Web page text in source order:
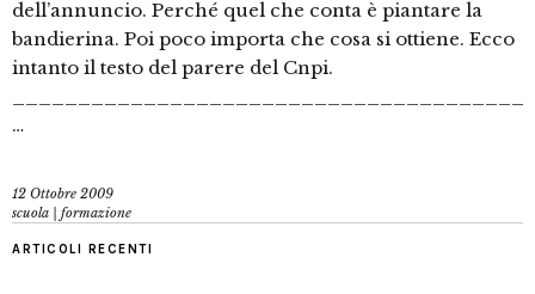
dell’annuncio. Perché quel che conta è piantare la
bandierina. Poi poco importa che cosa si ottiene. Ecco
intanto il testo del parere del Cnpi.
…
12 Ottobre 2009
scuola | formazione
ARTICOLI RECENTI